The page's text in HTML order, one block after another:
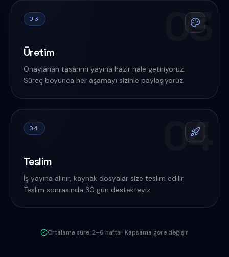
03
Üretim
Onaylanan tasarımı yayına hazır hale getiriyoruz.
Süreç boyunca her aşamayı sizinle paylaşıyoruz.
03
04
Teslim
İş yayına alınır, kaynak dosyalar size teslim edilir.
Teslim sonrasında 30 gün destekteyiz.
04
Ortalama süre: 2–6 hafta · Kapsama göre değişir